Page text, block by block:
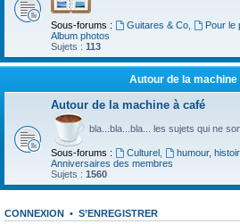
Sous-forums : Guitares & Co, Pour le
Album photos
Sujets : 113
Autour de la machine
Autour de la machine à café
bla...bla...bla... les sujets qui ne
Sous-forums : Culturel, humour,
Anniversaires des membres
Sujets : 1560
CONNEXION • S’ENREGISTRER